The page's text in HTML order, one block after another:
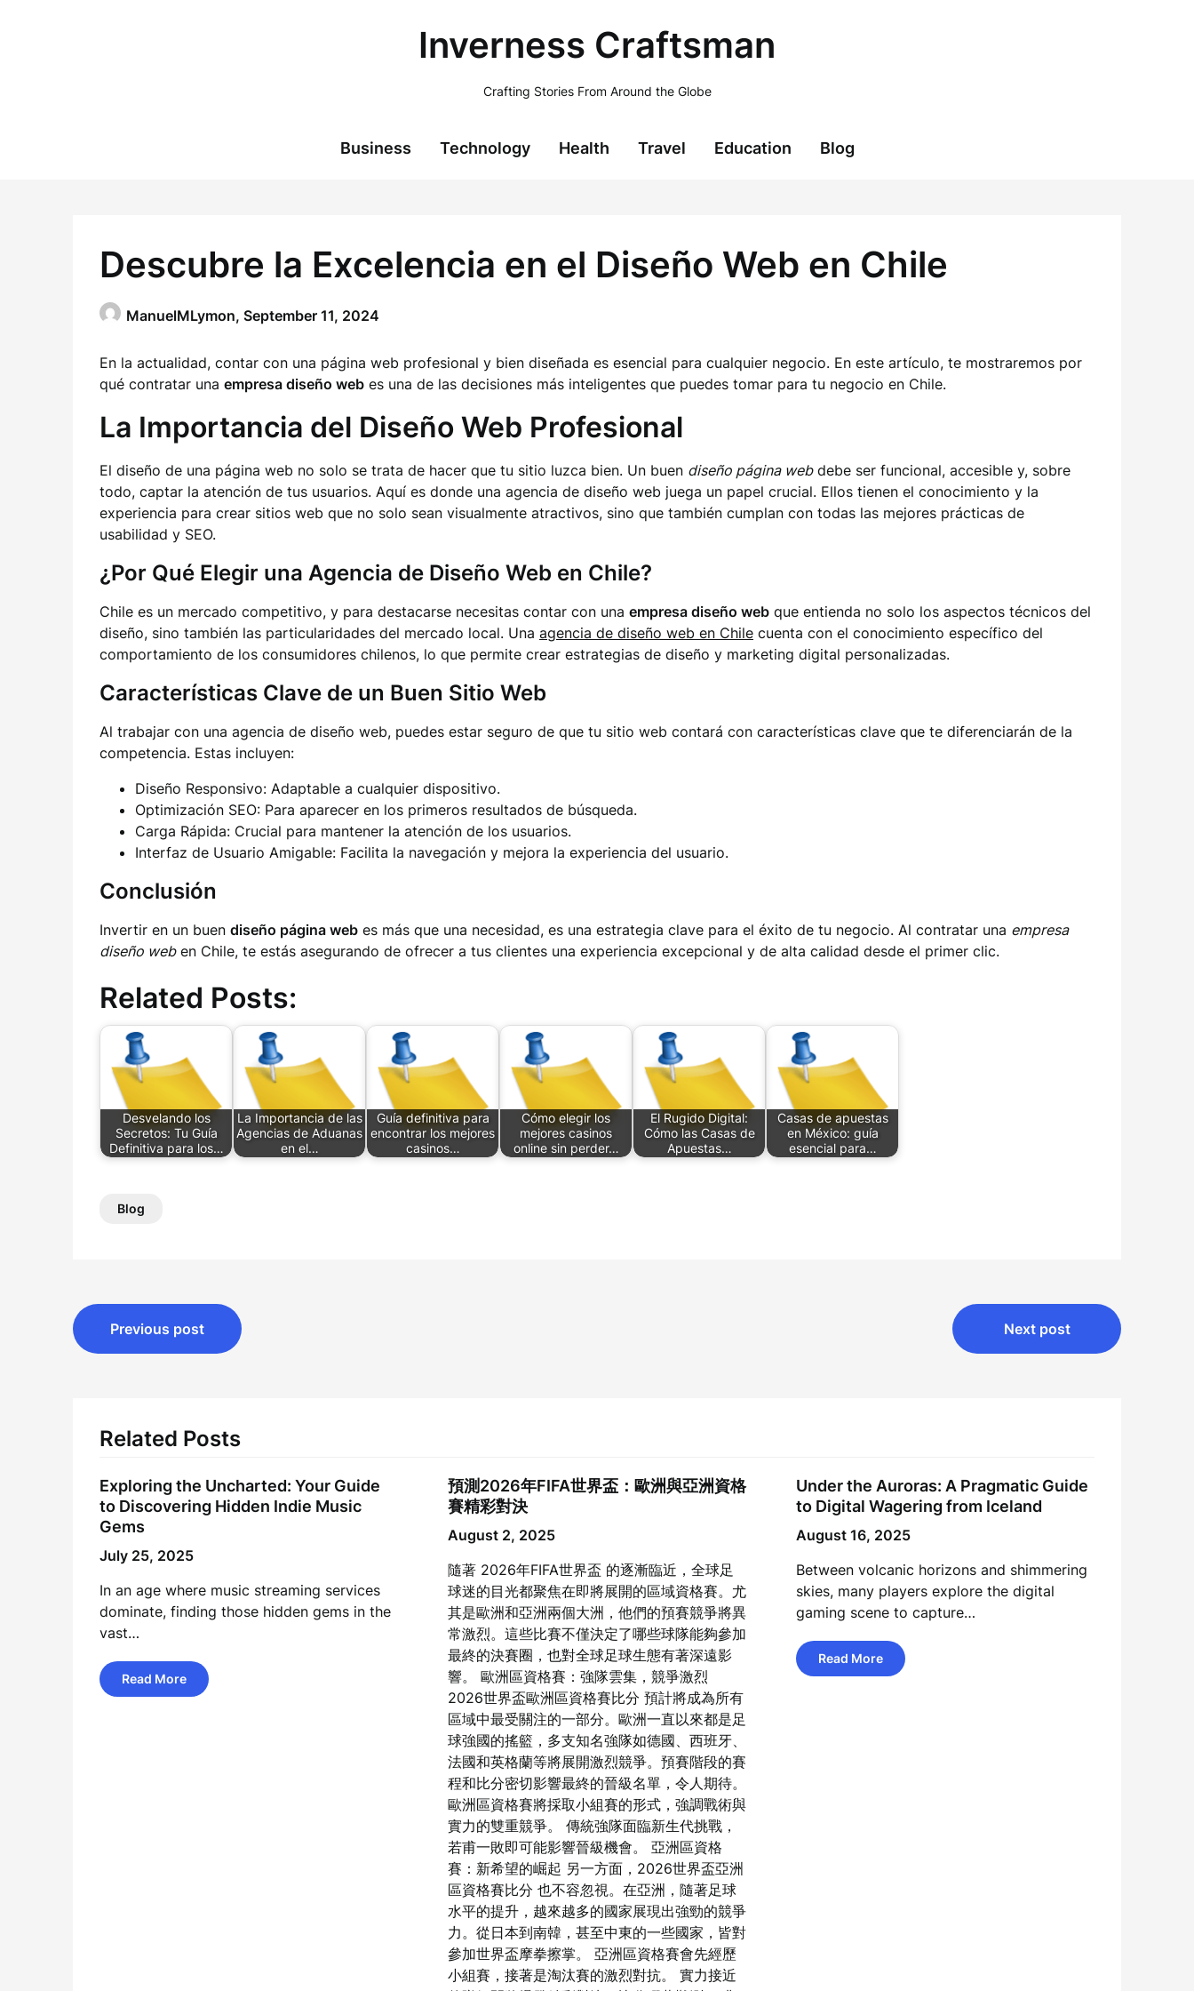
Inverness Craftsman
Crafting Stories From Around the Globe
Business Technology Health Travel Education Blog
Descubre la Excelencia en el Diseño Web en Chile
ManuelMLymon, September 11, 2024
En la actualidad, contar con una página web profesional y bien diseñada es esencial para cualquier negocio. En este artículo, te mostraremos por
qué contratar una empresa diseño web es una de las decisiones más inteligentes que puedes tomar para tu negocio en Chile.
La Importancia del Diseño Web Profesional
El diseño de una página web no solo se trata de hacer que tu sitio luzca bien. Un buen diseño página webdebe ser funcional, accesible y, sobre
todo, captar la atención de tus usuarios. Aquí es donde una agencia de diseño web juega un papel crucial. Ellos tienen el conocimiento y la
experiencia para crear sitios web que no solo sean visualmente atractivos, sino que también cumplan con todas las mejores prácticas de
usabilidad y SEO.
¿Por Qué Elegir una Agencia de Diseño Web en Chile?
Chile es un mercado competitivo, y para destacarse necesitas contar con una empresa diseño web que entienda no solo los aspectos técnicos del
diseño, sino también las particularidades del mercado local. Una agencia de diseño web en Chile cuenta con el conocimiento específico del
comportamiento de los consumidores chilenos, lo que permite crear estrategias de diseño y marketing digital personalizadas.
Características Clave de un Buen Sitio Web
Al trabajar con una agencia de diseño web, puedes estar seguro de que tu sitio web contará con características clave que te diferenciarán de la
competencia. Estas incluyen:
Diseño Responsivo: Adaptable a cualquier dispositivo.
Optimización SEO: Para aparecer en los primeros resultados de búsqueda.
Carga Rápida: Crucial para mantener la atención de los usuarios.
Interfaz de Usuario Amigable: Facilita la navegación y mejora la experiencia del usuario.
Conclusión
Invertir en un buen diseño página web es más que una necesidad, es una estrategia clave para el éxito de tu negocio. Al contratar una empresa
diseño weben Chile, te estás asegurando de ofrecer a tus clientes una experiencia excepcional y de alta calidad desde el primer clic.
Related Posts:
Desvelando los
Secretos: Tu Guía
Definitiva para los…
La Importancia de las
Agencias de Aduanas
en el…
Guía definitiva para
encontrar los mejores
casinos…
Cómo elegir los
mejores casinos
online sin perder…
El Rugido Digital:
Cómo las Casas de
Apuestas…
Casas de apuestas
en México: guía
esencial para…
Blog
Post
navigation
Previous post Next post
Related Posts
Exploring the Uncharted: Your Guide
to Discovering Hidden Indie Music
Gems
July 25, 2025
In an age where music streaming services
dominate, finding those hidden gems in the
vast…
Read More
預測2026年FIFA世界盃：歐洲與亞洲資格
賽精彩對決
August 2, 2025
隨著 2026年FIFA世界盃 的逐漸臨近，全球足
球迷的目光都聚焦在即將展開的區域資格賽。尤
其是歐洲和亞洲兩個大洲，他們的預賽競爭將異
常激烈。這些比賽不僅決定了哪些球隊能夠參加
最終的決賽圈，也對全球足球生態有著深遠影
響。 歐洲區資格賽：強隊雲集，競爭激烈
2026世界盃歐洲區資格賽比分 預計將成為所有
區域中最受關注的一部分。歐洲一直以來都是足
球強國的搖籃，多支知名強隊如德國、西班牙、
法國和英格蘭等將展開激烈競爭。預賽階段的賽
程和比分密切影響最終的晉級名單，令人期待。
歐洲區資格賽將採取小組賽的形式，強調戰術與
實力的雙重競爭。 傳統強隊面臨新生代挑戰，
若甫一敗即可能影響晉級機會。 亞洲區資格
賽：新希望的崛起 另一方面，2026世界盃亞洲
區資格賽比分 也不容忽視。在亞洲，隨著足球
水平的提升，越來越多的國家展現出強勁的競爭
力。從日本到南韓，甚至中東的一些國家，皆對
參加世界盃摩拳擦掌。 亞洲區資格賽會先經歷
小組賽，接著是淘汰賽的激烈對抗。 實力接近
Under the Auroras: A Pragmatic Guide
to Digital Wagering from Iceland
August 16, 2025
Between volcanic horizons and shimmering
skies, many players explore the digital
gaming scene to capture…
Read More